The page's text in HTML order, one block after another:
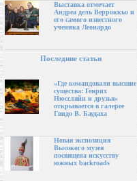
Выставка отмечает
Андреа дель Верроккьо и
его самого известного
ученика Леонардо
Последние статьи
«Где командовали высшие
существа: Генрих
Нюссляйн и друзья»
открывается в галерее
Гвидо В. Баудаха
Новая экспозиция
Высокого музея
посвящена искусству
южных backroads